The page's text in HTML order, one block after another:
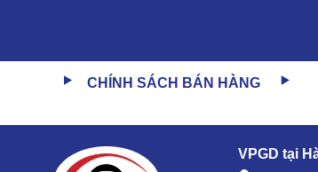
Vệ sinh sạch, hiệu suất loại bỏ
làm bong mọi vết bẩn cứng đầu.
CHÍNH SÁCH BÁN HÀNG
VPGD tại